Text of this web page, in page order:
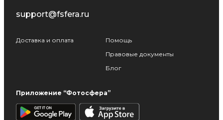
support@fsfera.ru
Доставка и оплата
Помощь
Правовые документы
Блог
Приложение “Фотосфера”